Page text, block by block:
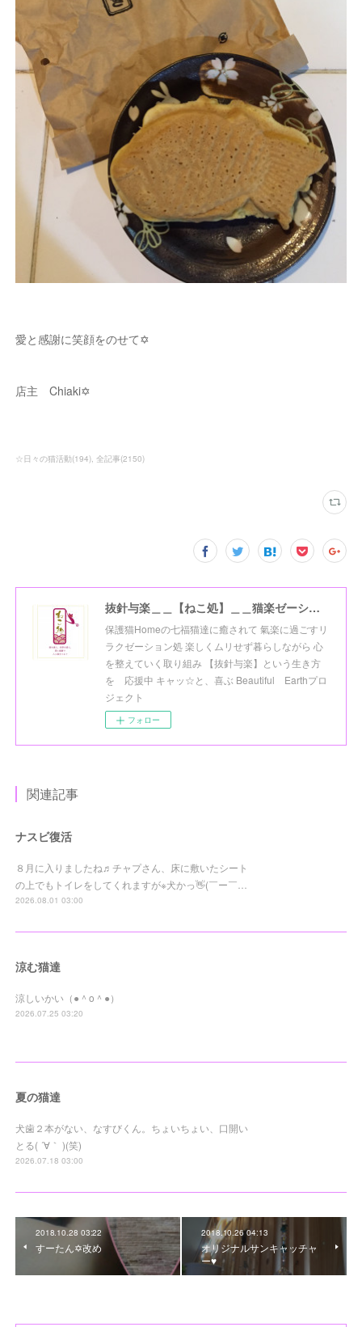
愛と感謝に笑顔をのせて✡
店主 Chiaki✡
☆日々の猫活動(194) 全記事(2150)
抜針与楽＿＿【ねこ処】＿＿猫楽ゼーションHome☆
保護猫Homeの七福猫達に癒されて 氣楽に過ごすリ
ラクゼーション処 楽しくムリせず暮らしながら 心
を整えていく取り組み 【抜針与楽】という生き方
を 応援中 キャッ☆と、喜ぶ Beautiful Earthプロ
ジェクト
フォロー
関連記事
ナスビ復活
８月に入りましたね♬チャプさん、床に敷いたシート
の上でもトイレをしてくれますが※犬かっ👋(￣ー￣…
2026.08.01 03:00
涼む猫達
涼しいかい（●＾o＾●）
2026.07.25 03:20
夏の猫達
犬歯２本がない、なすびくん。ちょいちょい、口開い
とる( ´∀｀ )(笑)
2026.07.18 03:00
2018.10.28 03:22
すーたん✡改め
2018.10.26 04:13
オリジナルサンキャッチャ
ー♥